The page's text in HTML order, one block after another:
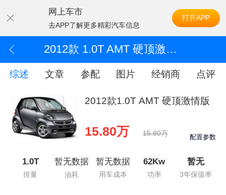
网上车市
去APP了解更多精彩汽车信息
打开APP
2012款 1.0T AMT 硬顶激情版
综述 文章 参配 图片 经销商 点评
2012款1.0T AMT 硬顶激情版
15.80万 15.80万 配置参数
1.0T
排量
暂无数据
油耗
暂无数据
用车成本
62Kw
功率
暂无
3年保值率